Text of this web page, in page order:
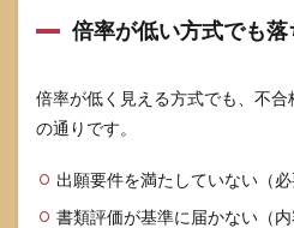
情報
倍率が低い方式でも
倍率が低く見える方式でも、不
の通りです。
出願要件を満たしていない（必
書類評価が基準に届かない（